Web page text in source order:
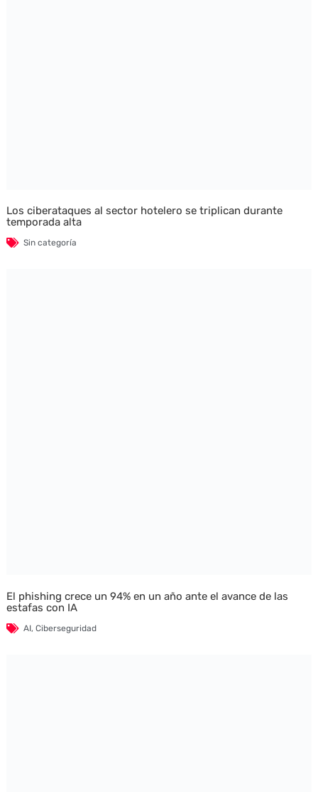
Los ciberataques al sector hotelero se triplican durante
temporada alta
Sin categoría
El phishing crece un 94% en un año ante el avance de las
estafas con IA
AI, Ciberseguridad